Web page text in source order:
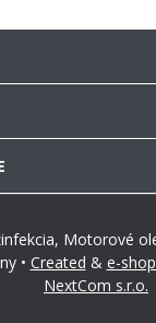
Motorové
• Created & e-
NextCom s.r.o.